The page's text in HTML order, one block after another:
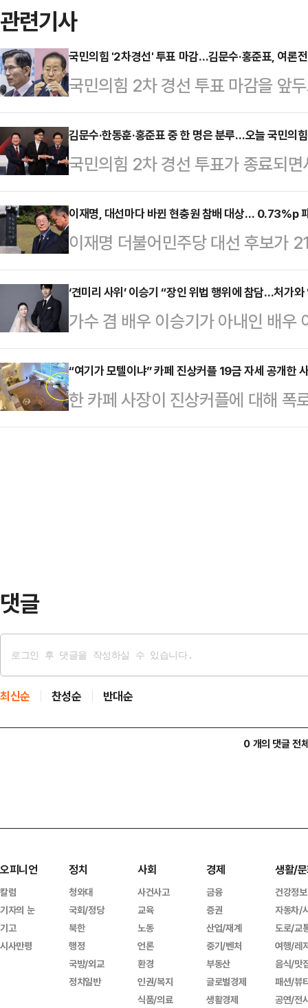
관련기사
국민의힘 '2차경선' 투표 마감…김문수·홍준표, 여론
국민의힘 2차 경선 투표 마감을 앞
중도 표심 공략에 나선 가운데, 김
하면서도 각각 시민들이나 중소기
과를 빽빽하게 채웠다.안철수·한동
다. 한 후보는 현충사를 방문해 국
서는 당원과 충북 청주 육거리종합
대전현충원을 찾아 서해수호 영웅
상병의 묘소를 참배한 후 …
김문수·한동훈·홍준표 중 한 명은 분루…오늘 국민의
국민의힘 2차 경선 투표가 종료되
쏠리고 있다. 김문수·안철수·한동
'김문수·한동훈' 혹은 '김문수·홍준
다.국민의힘은 29일 오후 2시 여의
자를 발표한다. 앞서 4명의 경선 후
합동 토론을 거쳤다. 2차 경선 투
인단 투표 50%, 일반국민 여론조
자…
이재명, 대선마다 바뀐 현충원 참배 대상… 0.73%p
이재명 더불어민주당 대선 후보가
정으로 현충원 참배를 택했다. 이
현충원 참배 대상에 변화를 가했다.
컸던 이승만·박정희 전 대통령의
상을 박태준 전 국무총리까지로 확
선에서 윤석열 전 대통령에게 불과
된 윤석열 전 대통령의 파면 등이
장으로 '…
‘견미리 사위’ 이승기 “장인 위법 행위에 참담…처가와
가수 겸 배우 이승기가 아내인 배우
다시 기소되자 “연을 끊겠다”고 공
빅플레닛메이드를 통해 “무거운 마
다”며 “그동안 장인어른에게 지속
환송심에서 벌금형이 선고된 바 있
“여기가 모텔이냐” 카페 진상커플 19금 자세 공개한
한 카페 사장이 진상커플에 대해
“내가 진짜 올릴까 말까 수십 번은
댓글
최신순 찬성순 반대순
0 개의 댓글 전
오피니언
칼럼
기자의 눈
기고
시사만평
정치
청와대
국회/정당
북한
행정
국방/외교
정치일반
사회
사건사고
교육
노동
언론
환경
인권/복지
식품/의료
경제
금융
증권
산업/재계
중기/벤처
부동산
글로벌경제
생활경제
생활/
건강정보
자동차/
도로/교
여행/레
음식/맛
패션/뷰
공연/전